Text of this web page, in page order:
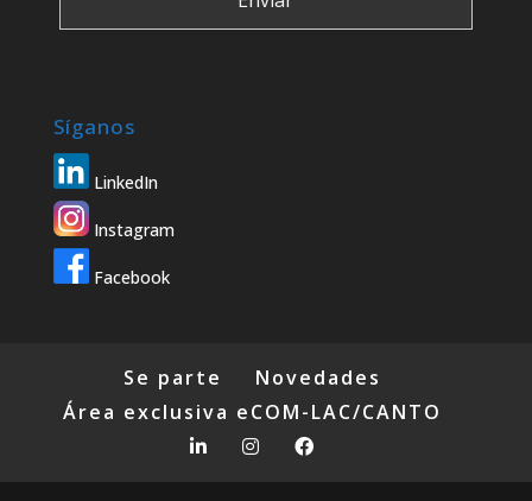
Síganos
LinkedIn
Instagram
Facebook
Se parte
Novedades
Área exclusiva eCOM-LAC/CANTO